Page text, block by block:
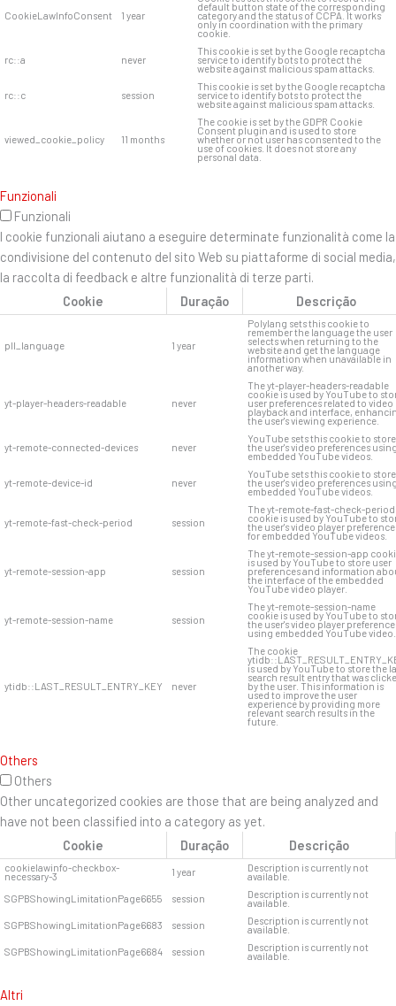
CookieLawInfoConsent 1 year
default button state of the corresponding
category and the status of CCPA. It works
only in coordination with the primary
cookie.
rc::a never
This cookie is set by the Google recaptcha
service to identify bots to protect the
website against malicious spam attacks.
rc::c session
This cookie is set by the Google recaptcha
service to identify bots to protect the
website against malicious spam attacks.
viewed_cookie_policy 11 months
The cookie is set by the GDPR Cookie
Consent plugin and is used to store
whether or not user has consented to the
use of cookies. It does not store any
personal data.
Funzionali
Funzionali
I cookie funzionali aiutano a eseguire determinate funzionalità come la
condivisione del contenuto del sito Web su piattaforme di social media,
la raccolta di feedback e altre funzionalità di terze parti.
Cookie
Duração Descrição
pll_language 1 year
Polylang sets this cookie to
remember the language the user
selects when returning to the
website and get the language
information when unavailable in
another way.
yt-player-headers-readable never
The yt-player-headers-readable
cookie is used by YouTube to
user preferences related to video
playback and interface,
the user's viewing experience.
yt-remote-connected-devices never
YouTube sets this cookie to store
the user's video preferences
embedded YouTube videos.
yt-remote-device-id never
YouTube sets this cookie to store
the user's video preferences
embedded YouTube videos.
yt-remote-fast-check-period session
The yt-remote-fast-check-period
cookie is used by YouTube to
the user's video player
for embedded YouTube videos.
yt-remote-session-app session
The yt-remote-session-app
is used by YouTube to store user
preferences and information
the interface of the embedded
YouTube video player.
yt-remote-session-name session
The yt-remote-session-name
cookie is used by YouTube to
the user's video player
using embedded YouTube video.
ytidb::LAST_RESULT_ENTRY_KEY never
The cookie
is used by YouTube to store the
search result entry that was
by the user. This information is
used to improve the user
experience by providing more
relevant search results in the
future.
Others
Others
Other uncategorized cookies are those that are being analyzed and
have not been classified into a category as yet.
Cookie
Duração Descrição
cookielawinfo-checkbox-
necessary-3 1 year Description is currently not
available.
SGPBShowingLimitationPage6655
session Description is currently not
available.
SGPBShowingLimitationPage6683
session Description is currently not
available.
SGPBShowingLimitationPage6684
session Description is currently not
available.
Altri